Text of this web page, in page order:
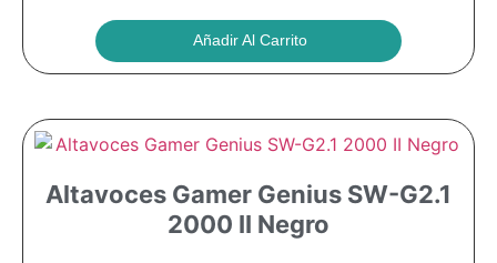
Añadir Al Carrito
Altavoces Gamer Genius SW-G2.1
2000 II Negro